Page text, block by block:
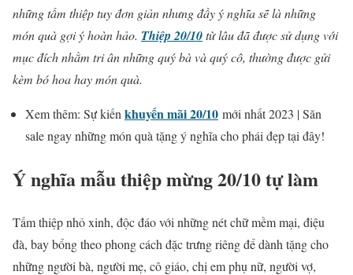
những tấm thiệp tuy đơn giản nhưng đầy ý nghĩa sẽ là những
món quà gợi ý hoàn hảo. Thiệp 20/10từ lâu đã được sử dụng với
mục đích nhằm tri ân những quý bà và quý cô, thường được gửi
kèm bó hoa hay món quà.
Xem thêm: Sự kiến khuyến mãi 20/10 mới nhất 2023 | Săn
sale ngay những món quà tặng ý nghĩa cho phái đẹp tại đây!
Ý nghĩa mẫu thiệp mừng 20/10 tự làm
Tấm thiệp nhỏ xinh, độc đáo với những nét chữ mềm mại, điệu
đà, bay bổng theo phong cách đặc trưng riêng để dành tặng cho
những người bà, người mẹ, cô giáo, chị em phụ nữ, người vợ,